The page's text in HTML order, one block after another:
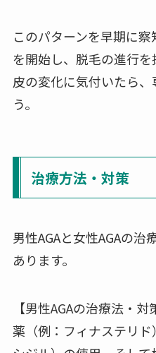
このパターンを早期に
を開始し、脱毛の進行
皮の変化に気付いたら
う。
治療方法・対策
男性AGAと女性AGAの
あります。
【男性AGAの治療法・
薬（例：フィナステリ